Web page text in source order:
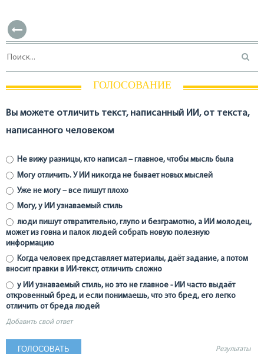
ГОЛОСОВАНИЕ
Вы можете отличить текст, написанный ИИ, от текста,
написанного человеком
Не вижу разницы, кто написал – главное, чтобы мысль была
Могу отличить. У ИИ никогда не бывает новых мыслей
Уже не могу – все пишут плохо
Могу, у ИИ узнаваемый стиль
люди пишут отвратительно, глупо и безграмотно, а ИИ молодец,
может из говна и палок людей собрать новую полезную
информацию
Когда человек представляет материалы, даёт задание, а потом
вносит правки в ИИ-текст, отличить сложно
у ИИ узнаваемый стиль, но это не главное - ИИ часто выдаёт
откровенный бред, и если понимаешь, что это бред, его легко
отличить от бреда людей
Добавить свой ответ
Результаты